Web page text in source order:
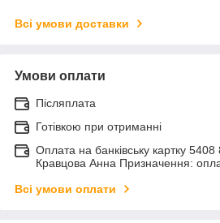
Всі умови доставки
Умови оплати
Післяплата
Готівкою при отриманні
Оплата на банківську картку
Кравцова Анна Призначення:
Всі умови оплати